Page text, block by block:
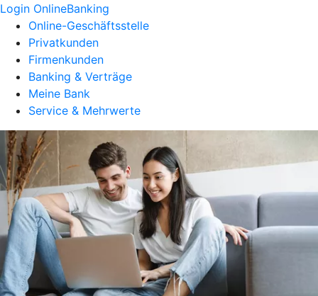
Login OnlineBanking
Online-Geschäftsstelle
Privatkunden
Firmenkunden
Banking & Verträge
Meine Bank
Service & Mehrwerte